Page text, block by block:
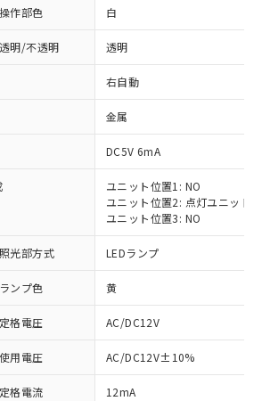
操作部色 白
透明/不透明 透明
右自動
金属
DC5V 6mA
ユニット位置1: NO
ユニット位置2: 点灯ユニット
ユニット位置3: NO
照光部方式 LEDランプ
ランプ色 黄
定格電圧 AC/DC12V
使用電圧 AC/DC12V±10%
定格電流 12mA
況
：EU RoHS指令（10物質）の